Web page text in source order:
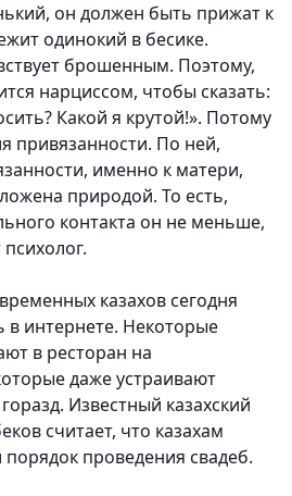
он должен быть прижат к
одинокий в бесике.
брошенным. Поэтому,
нарциссом, чтобы сказать:
Какой я крутой!». Потому
привязанности. По ней,
именно к матери,
природой. То есть,
контакта он не меньше,
казахов сегодня
в интернете. Некоторые
в ресторан на
даже устраивают
Известный казахский
считает, что казахам
проведения свадеб.